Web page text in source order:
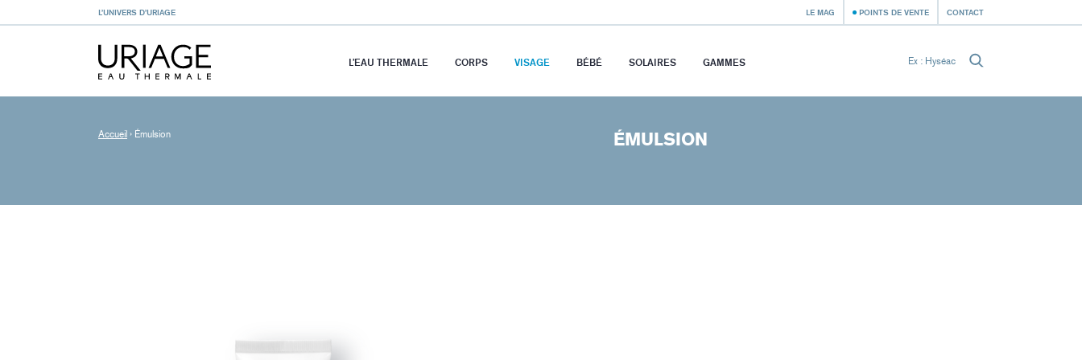
L’UNIVERS D’URIAGE LE MAG POINTS DE VENTE CONTACT
L’EAU THERMALE CORPS VISAGE BÉBÉ SOLAIRES GAMMES
Accueil › Émulsion ÉMULSION